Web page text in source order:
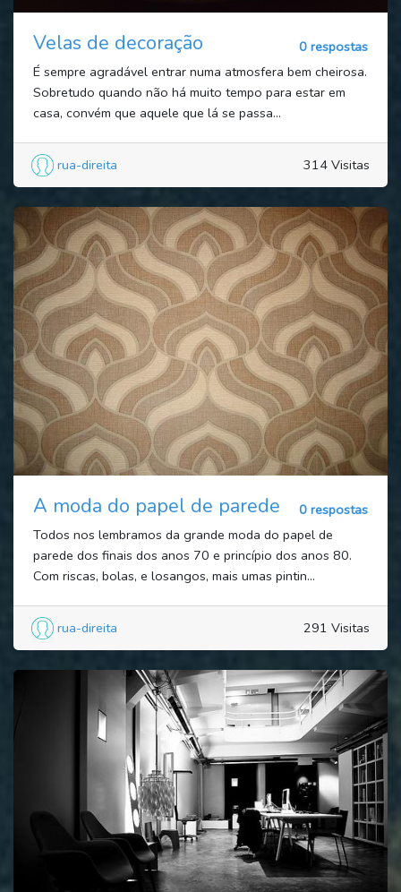
Velas de decoração
0 respostas
É sempre agradável entrar numa atmosfera bem cheirosa.
Sobretudo quando não há muito tempo para estar em
casa, convém que aquele que lá se passa...
rua-direita 314 Visitas
A moda do papel de parede
0 respostas
Todos nos lembramos da grande moda do papel de
parede dos finais dos anos 70 e princípio dos anos 80.
Com riscas, bolas, e losangos, mais umas pintin...
rua-direita 291 Visitas